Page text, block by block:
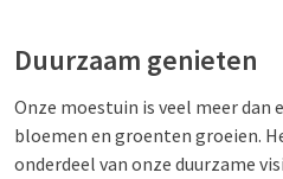
Duurzaam genieten
Onze moestuin is veel meer dan
bloemen en groenten groeien.
onderdeel van onze duurzame